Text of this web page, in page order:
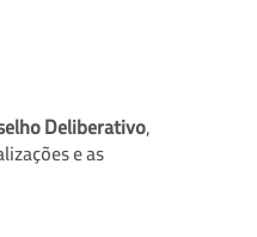
Deliberativo,
e as